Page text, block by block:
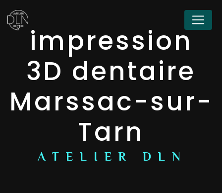
impression
3D dentaire
Marssac-sur-
Tarn
ATELIER DLN